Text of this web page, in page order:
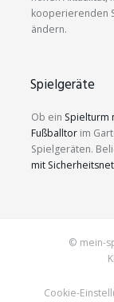
kooperierenden
ändern.
Spielgeräte
Ob ein Spielturm
Fußballtor im
Spielgeräten.
mit
© mein-
Cookie-